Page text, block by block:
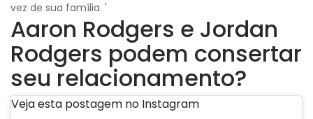
vez de sua família. '
Aaron Rodgers e Jordan
Rodgers podem consertar
seu relacionamento?
Veja esta postagem no Instagram